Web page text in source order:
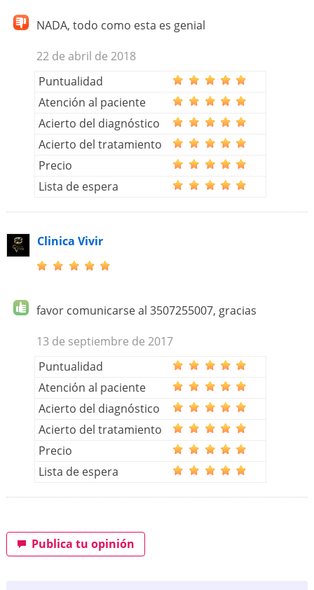
NADA, todo como esta es genial
22 de abril de 2018
Puntualidad
Atención al paciente
Acierto del diagnóstico
Acierto del tratamiento
Precio
Lista de espera
Clinica Vivir
favor comunicarse al 3507255007, gracias
13 de septiembre de 2017
Puntualidad
Atención al paciente
Acierto del diagnóstico
Acierto del tratamiento
Precio
Lista de espera
Publica tu opinión